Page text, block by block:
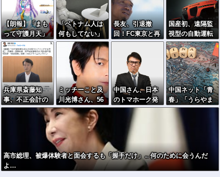
【朗報】「まも
って守護月天」
「クローバー」
が99円セールｗ
ｗｗｗｗｗｗｗ
ｗｗｗｗ
「ベトナム人は
何もしてない」
拡散民、弁護士
に完全論破され
るｗｗｗｗｗｗ
長友、引退撤
回！FC東京と再
契約ｷﾀ━━━━
(ﾟ∀ﾟ)━━━━!!
国産初、遠隔監
視型の自動運転
トラクター…ク
ボタが来春に発
売！
兵庫県斎藤知
事、不正会計の
疑いで前知事に
聞き取り調査へ
ミッチーこと及
川光博さん、56
歳で再婚→新し
い命まで授かる
ｗｗｗｗｗ
中国さん、日本
のトマホーク発
射実験に効きま
くってしまうｗ
ｗｗｗｗ
中国ネット「青
春」「うらやま
しい」「アニメ
の世界が現実
高市総理、被爆体験者と面会するも「握手だけ」←何のために会うんだ
よ…